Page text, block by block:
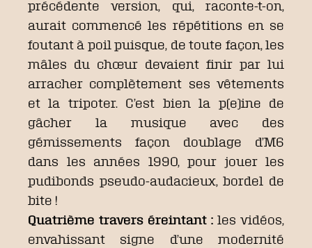
précédente version, qui, raconte-t-on,
aurait commencé les répétitions en se
foutant à poil puisque, de toute façon, les
mâles du chœur devaient finir par lui
arracher complètement ses vêtements
et la tripoter. C’est bien la p(e)ine de
gâcher la musique avec des
gémissements façon doublage d’M6
dans les années 1990, pour jouer les
pudibonds pseudo-audacieux, bordel de
bite !
Quatrième travers éreintant : les vidéos,
envahissant signe d’une modernité